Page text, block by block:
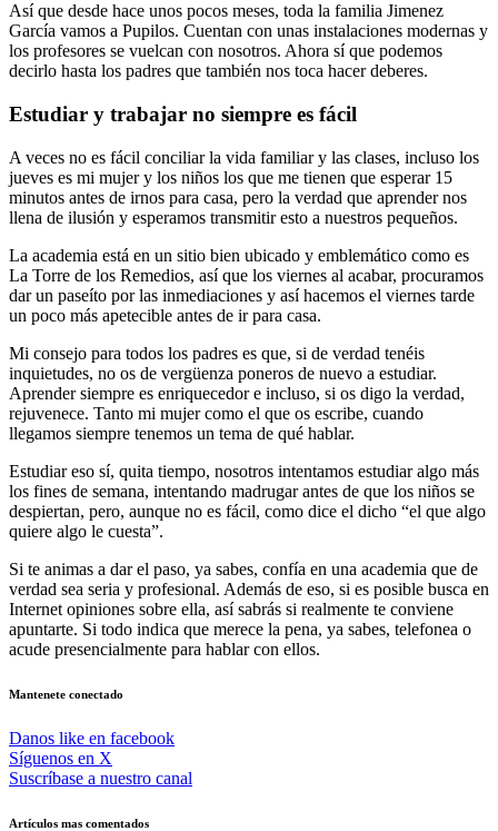
Así que desde hace unos pocos meses, toda la familia Jimenez
García vamos a Pupilos. Cuentan con unas instalaciones modernas y
los profesores se vuelcan con nosotros. Ahora sí que podemos
decirlo hasta los padres que también nos toca hacer deberes.
Estudiar y trabajar no siempre es fácil
A veces no es fácil conciliar la vida familiar y las clases, incluso los
jueves es mi mujer y los niños los que me tienen que esperar 15
minutos antes de irnos para casa, pero la verdad que aprender nos
llena de ilusión y esperamos transmitir esto a nuestros pequeños.
La academia está en un sitio bien ubicado y emblemático como es
La Torre de los Remedios, así que los viernes al acabar, procuramos
dar un paseíto por las inmediaciones y así hacemos el viernes tarde
un poco más apetecible antes de ir para casa.
Mi consejo para todos los padres es que, si de verdad tenéis
inquietudes, no os de vergüenza poneros de nuevo a estudiar.
Aprender siempre es enriquecedor e incluso, si os digo la verdad,
rejuvenece. Tanto mi mujer como el que os escribe, cuando
llegamos siempre tenemos un tema de qué hablar.
Estudiar eso sí, quita tiempo, nosotros intentamos estudiar algo más
los fines de semana, intentando madrugar antes de que los niños se
despiertan, pero, aunque no es fácil, como dice el dicho “el que algo
quiere algo le cuesta”.
Si te animas a dar el paso, ya sabes, confía en una academia que de
verdad sea seria y profesional. Además de eso, si es posible busca en
Internet opiniones sobre ella, así sabrás si realmente te conviene
apuntarte. Si todo indica que merece la pena, ya sabes, telefonea o
acude presencialmente para hablar con ellos.
Mantenete conectado
Danos like en facebook
Síguenos en X
Suscríbase a nuestro canal
Artículos mas comentados